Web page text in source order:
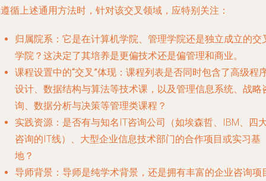
循上述通用方法时，针对该交叉领域，应特别关注：
归属院系 ：它是在计算机学院、管理学院还是独立成立的交
学院？这决定了其培养是更偏技术还是偏管理和商业。
课程设置中的“交叉”体现 ：课程列表是否同时包含了高级程
设计、数据结构与算法等技术课，以及管理信息系统、战略
询、数据分析与决策等管理类课程？
实践资源 ：是否有与知名IT咨询公司（如埃森哲、IBM、四
咨询的IT线）、大型企业信息技术部门的合作项目或实习基
地？
导师背景 ：导师是纯学术背景，还是拥有丰富的企业咨询项